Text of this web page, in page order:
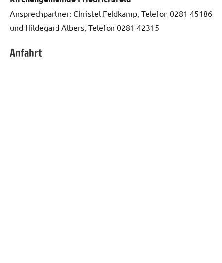
Ansprechpartner: Christel Feldkamp, Telefon 0281 45186
und Hildegard Albers, Telefon 0281 42315
Anfahrt